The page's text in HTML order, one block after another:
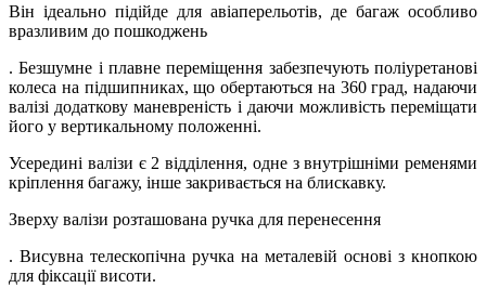
Він ідеально підійде для авіаперельотів, де багаж особливо
вразливим до пошкоджень
. Безшумне і плавне переміщення забезпечують поліуретанові
колеса на підшипниках, що обертаються на 360 град, надаючи
валізі додаткову маневреність і даючи можливість переміщати
його у вертикальному положенні.
Усередині валізи є 2 відділення, одне з внутрішніми ременями
кріплення багажу, інше закривається на блискавку.
Зверху валізи розташована ручка для перенесення
. Висувна телескопічна ручка на металевій основі з кнопкою
для фіксації висоти.